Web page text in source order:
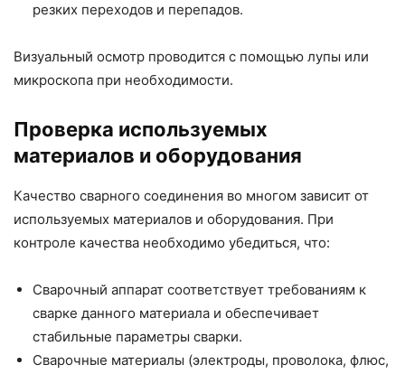
резких переходов и перепадов.
Визуальный осмотр проводится с помощью лупы или
микроскопа при необходимости.
Проверка используемых
материалов и оборудования
Качество сварного соединения во многом зависит от
используемых материалов и оборудования. При
контроле качества необходимо убедиться, что:
Сварочный аппарат соответствует требованиям к
сварке данного материала и обеспечивает
стабильные параметры сварки.
Сварочные материалы (электроды, проволока, флюс,